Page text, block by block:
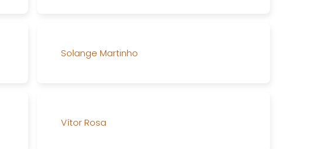
Solange Martinho
Vítor Rosa